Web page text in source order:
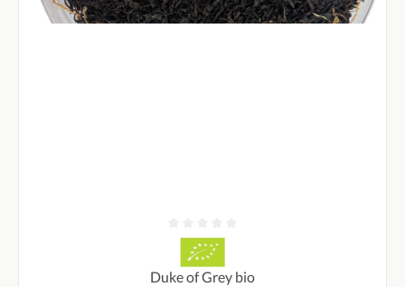
Durchschnittliche Bewertung von 0 von 5 Sternen
Duke of Grey bio